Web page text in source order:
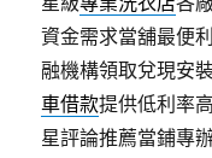
資金需求當舖最便
融機構領取兌現安
車借款提供低利率
星評論推薦當鋪專